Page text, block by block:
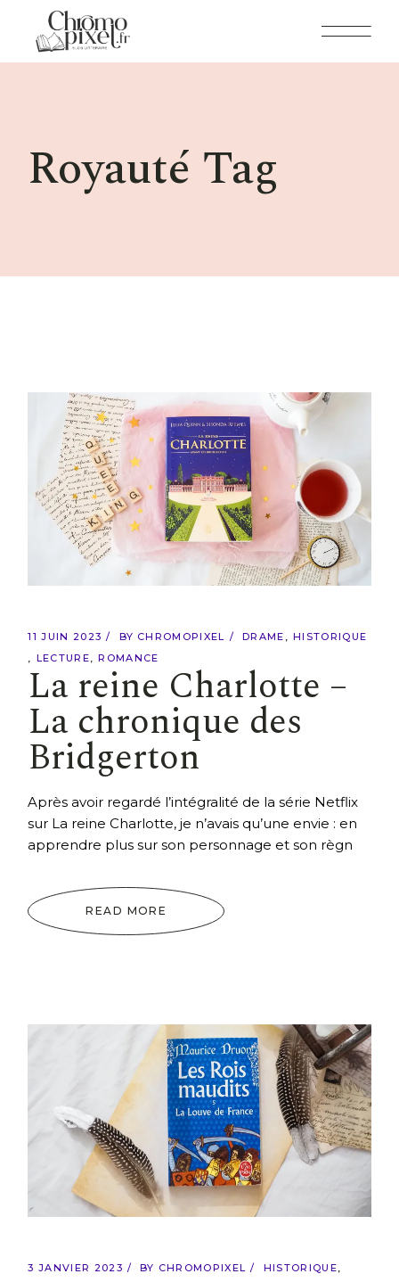
content
Royauté Tag
11 JUIN 2023 BY CHROMOPIXEL DRAME
HISTORIQUE
LECTURE
ROMANCE
La reine Charlotte –
La chronique des
Bridgerton
Après avoir regardé l’intégralité de la série Netflix
sur La reine Charlotte, je n’avais qu’une envie : en
apprendre plus sur son personnage et son règn
READ MORE
3 JANVIER 2023 BY CHROMOPIXEL
HISTORIQUE